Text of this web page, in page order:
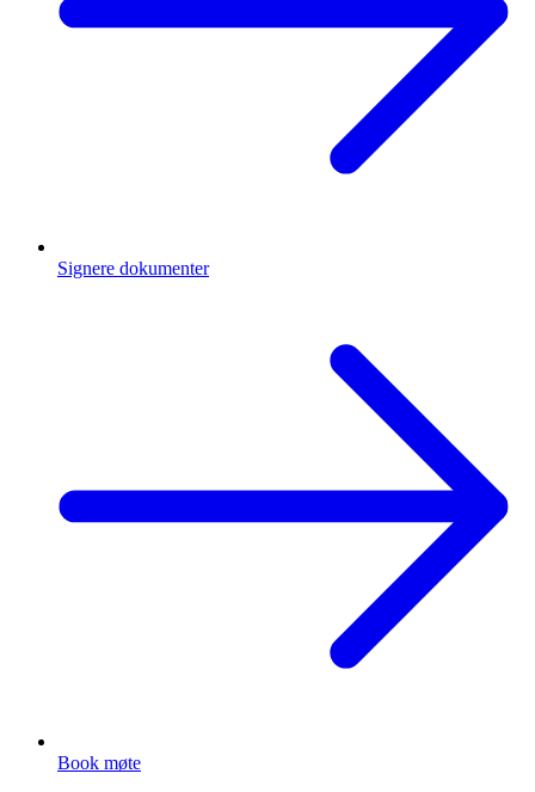
Signere dokumenter
Book møte